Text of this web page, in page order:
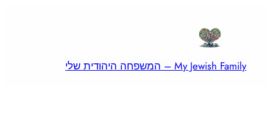
My Jewish Family – המשפחה היהודית שלי